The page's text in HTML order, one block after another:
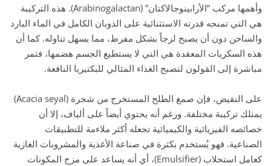
وأهمها مركب “الأرابينوجالاكتان” (Arabinogalactan). هذه التركيبة
هي التي تمنحه قدرته الاستثنائية على الذوبان الكامل في الماء البارد
والساخن دون أن يصبح لزجاً بشكل مفرط، مما يسهل تناوله. كما أن
هذه السكريات المعقدة هي التي لا يستطيع الجسم هضمها، فتمر
مباشرة إلى القولون لتصبح الغذاء المثالي للبكتيريا النافعة.
على النقيض، فإن صمغ الطلح المستخرج من شجرة (Acacia seyal)
يمتلك تركيبة مختلفة. ورغم أنه يحتوي أيضاً على ألياف، إلا أن
خصائصه الفيزيائية والكيميائية تجعله أكثر ملاءمة للتطبيقات
الصناعية. فهو يُستخدم بكثرة في صناعة الأغذية والمشروبات الغازية
كعامل استحلاب (Emulsifier)، أي أنه يساعد على مزج المكونات